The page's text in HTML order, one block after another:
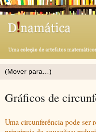
Gráficos de
Uma circunferência pode ser